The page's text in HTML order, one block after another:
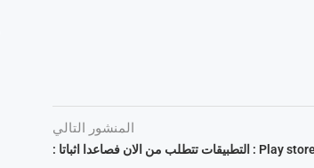
المنشور التالي